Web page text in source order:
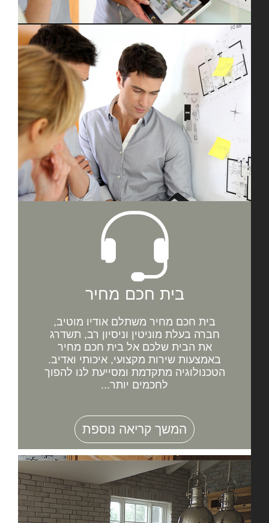
בית חכם מחיר
בית חכם מחיר משתלם אודיו מוטיב,
חברה בעלת מוניטין וניסיון רב, תשדרג
את הבית שלכם אל בית חכם מחיר
באמצעות שירות מקצועי, איכותי ואדיב.
הטכנולוגיה מתקדמת ומסייעת לנו להפוך
לחכמים יותר...
המשך קריאה נוספת